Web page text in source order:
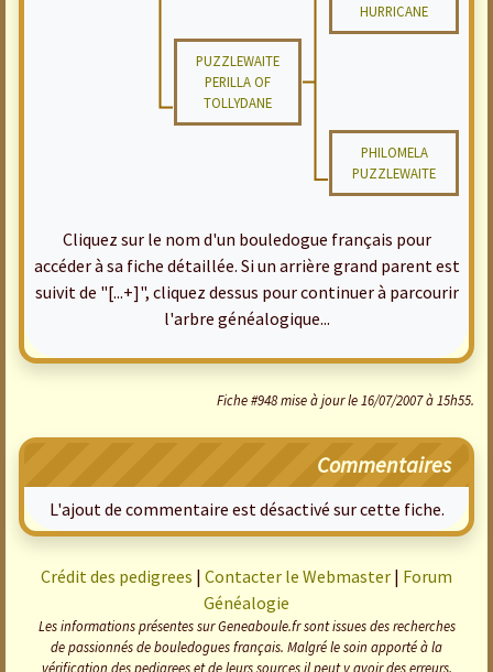
HURRICANE
PUZZLEWAITE
PERILLA OF
TOLLYDANE
PHILOMELA
PUZZLEWAITE
Cliquez sur le nom d'un bouledogue français pour
accéder à sa fiche détaillée. Si un arrière grand parent est
suivit de "[...+]", cliquez dessus pour continuer à parcourir
l'arbre généalogique...
Fiche #948 mise à jour le 16/07/2007 à 15h55.
Commentaires
L'ajout de commentaire est désactivé sur cette fiche.
Crédit des pedigrees | Contacter le Webmaster | Forum
Généalogie
Les informations présentes sur Geneaboule.fr sont issues des recherches
de passionnés de bouledogues français. Malgré le soin apporté à la
vérification des pedigrees et de leurs sources il peut y avoir des erreurs,